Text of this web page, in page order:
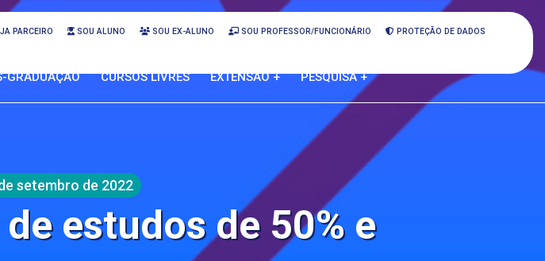
PARCEIRO SOU ALUNO SOU EX-ALUNO SOU PROFESSOR/FUNCIONÁRIO PROTEÇÃO DE DADOS
GRADUAÇÃO CURSOS LIVRES EXTENSÃO + PESQUISA +
setembro de 2022
estudos de 50% e